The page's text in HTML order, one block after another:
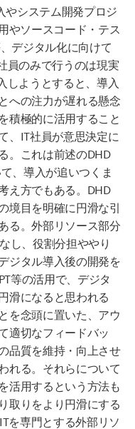
システム開発プロジ
やソースコード・テス
デジタル化に向けて
員のみで行うのは現実
しようとすると、導入
への注力が遅れる懸念
積極的に活用すること
、IT社員が意思決定に
。これは前述のDHD
、導入が追いつくま
え方でもある。DHD
境目を明確に円滑な引
る。外部リソース部分
し、役割分担ややり
ジタル導入後の開発を
等の活用で、デジタ
滑になると思われる
を念頭に置いた、アウ
適切なフィードバッ
品質を維持・向上させ
れる。それらについて
活用するという方法も
取りをより円滑にする
を専門とする外部リソ